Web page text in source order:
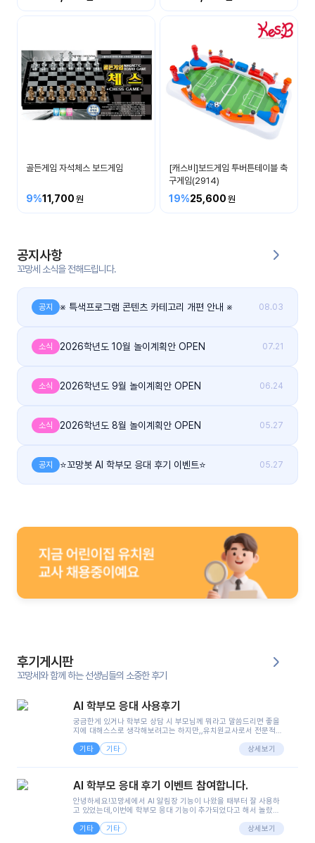
공지
사항
이벤
트
들의
게시
그
골든게임 자석체스 보드게임
9%11,700
[캐스비]보드게임 투버튼테이블 축
구게임(2914)
19%25,600
공지사항
꼬망세 소식을 전해드립니다.
공지 ※ 특색프로그램 콘텐츠 카테고리 개편 안내 ※ 08.03
소식 2026학년도 10월 놀이계획안 OPEN 07.21
소식 2026학년도 9월 놀이계획안 OPEN 06.24
소식 2026학년도 8월 놀이계획안 OPEN 05.27
공지 ⭐꼬망봇 AI 학부모 응대 후기 이벤트⭐ 05.27
후기게시판
꼬망세와 함께 하는 선생님들의 소중한 후기
AI 학부모 응대 사용후기
궁금한게 있거나 학부모 상담 시 부모님께 뭐라고 말씀드리면 좋을
지에 대해스스로 생각해보려고는 하지만,,유치원교사로서 전문적인
려니 어려울때가...^^(저만 그런거 아니죠 ㅜㅜ)꼬망봇의 장점은 지
피티나 제미나이는 몇세이고 여자인지 남자인지 등그래도 좀 기본
정보를 제공하면서 물어봐야할 때가 있어그때마다 정보를 입력하는
으셔서 고민이 됐는데ai 학부모 응대를 써볼 수 있어서 좋았어요!앞
면..)그리고 제가 신입 때 이게 있었더라면 ㅜㅜㅜㅜ?응대 팁이 정말
좋은거 같아요지금은 그래도 아이들이 잘 이해 되지만초임 때는 정
말 어려워서 항상다른 선생님들께 도움을 요청했었거든요..ㅠ*일지
쓸 때도 좀 도움이 되는 거 같아요!
기타 기타 상세보기
AI 학부모 응대 후기 이벤트 참여합니다.
안녕하세요!꼬망세에서 AI 알림장 기능이 나왔을 때부터 잘 사용하
고 있었는데,이번에 학부모 응대 기능이 추가되었다고 해서 놀랐습
님 응대에 더 많은 부담을 느끼고 있습니다 ㅠㅠ이번에 제가 원에서
겪은 일과 학부모님께 전달드렸던 내용을 함께 보시고,저와 비슷한
기타 기타 상세보기